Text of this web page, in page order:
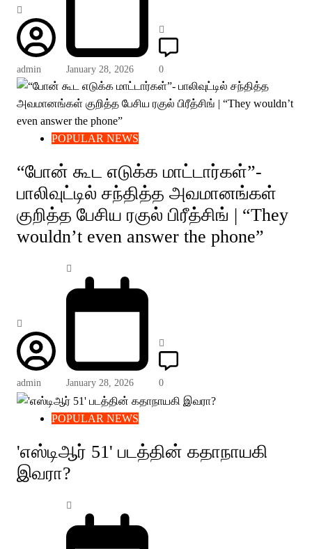
admin January 28, 2026 0
POPULAR NEWS
“போன் கூட எடுக்க மாட்டார்கள்”-
பாலிவுட்டில் சந்தித்த அவமானங்கள்
குறித்த பேசிய ரகுல் பிரீத்சிங் | “They
wouldn’t even answer the phone”
admin January 28, 2026 0
POPULAR NEWS
'எஸ்டிஆர் 51' படத்தின் கதாநாயகி
இவரா?